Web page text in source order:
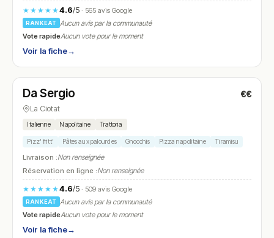
★★★★★4.6/5· 565 avis Google
RANKEAT
Aucun avis par la communauté
Vote rapideAucun vote pour le moment
Voir la fiche→
N° 28
Da Sergio €€
La Ciotat
Italienne Napolitaine Trattoria
Pizz' fritt' Pâtes aux palourdes Gnocchis Pizza napolitaine Tiramisu
Livraison :Non renseignée
Réservation en ligne :Non renseignée
★★★★★4.6/5· 509 avis Google
RANKEAT
Aucun avis par la communauté
Vote rapideAucun vote pour le moment
Voir la fiche→